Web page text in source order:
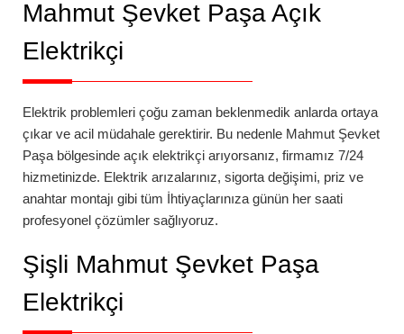
Mahmut Şevket PaşaAçık
Elektrikçi
Elektrik problemleri çoğu zaman beklenmedik anlarda ortaya
çıkar ve acil müdahale gerektirir. Bu nedenle Mahmut Şevket
Paşa bölgesinde açık elektrikçi arıyorsanız, firmamız 7/24
hizmetinizde. Elektrik arızalarınız, sigorta değişimi, priz ve
anahtar montajı gibi tüm İhtiyaçlarınıza günün her saati
profesyonel çözümler sağlıyoruz.
Şişli Mahmut Şevket Paşa
Elektrikçi